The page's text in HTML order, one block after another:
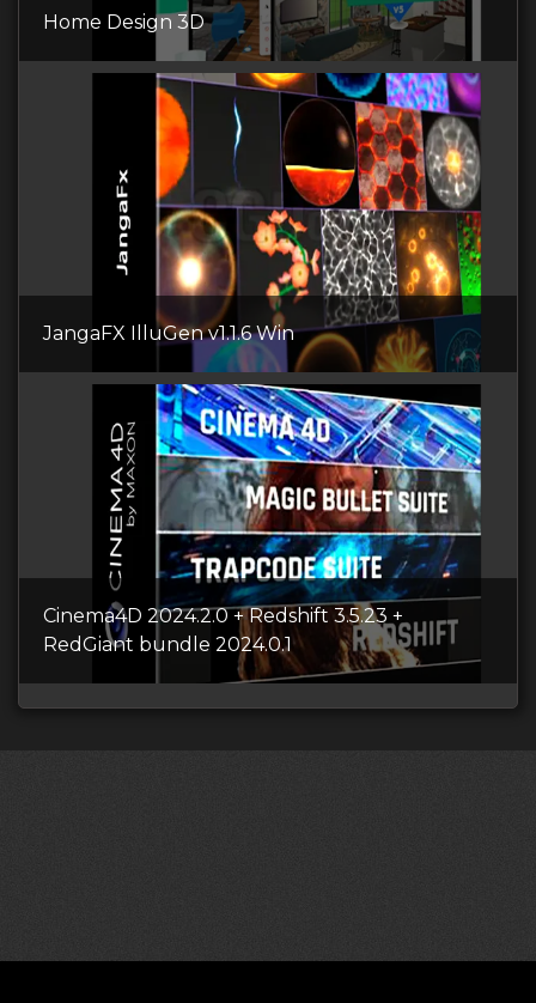
Home Design 3D
JangaFX IlluGen v1.1.6 Win
Cinema4D 2024.2.0 + Redshift 3.5.23 +
RedGiant bundle 2024.0.1